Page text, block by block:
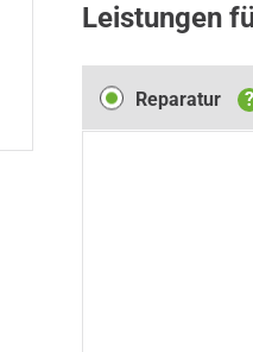
Leistungen
Reparatur ?